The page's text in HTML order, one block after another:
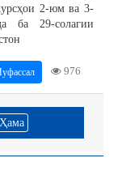
2-юм ва 3-
ба 29-солагии
976
Ҳама